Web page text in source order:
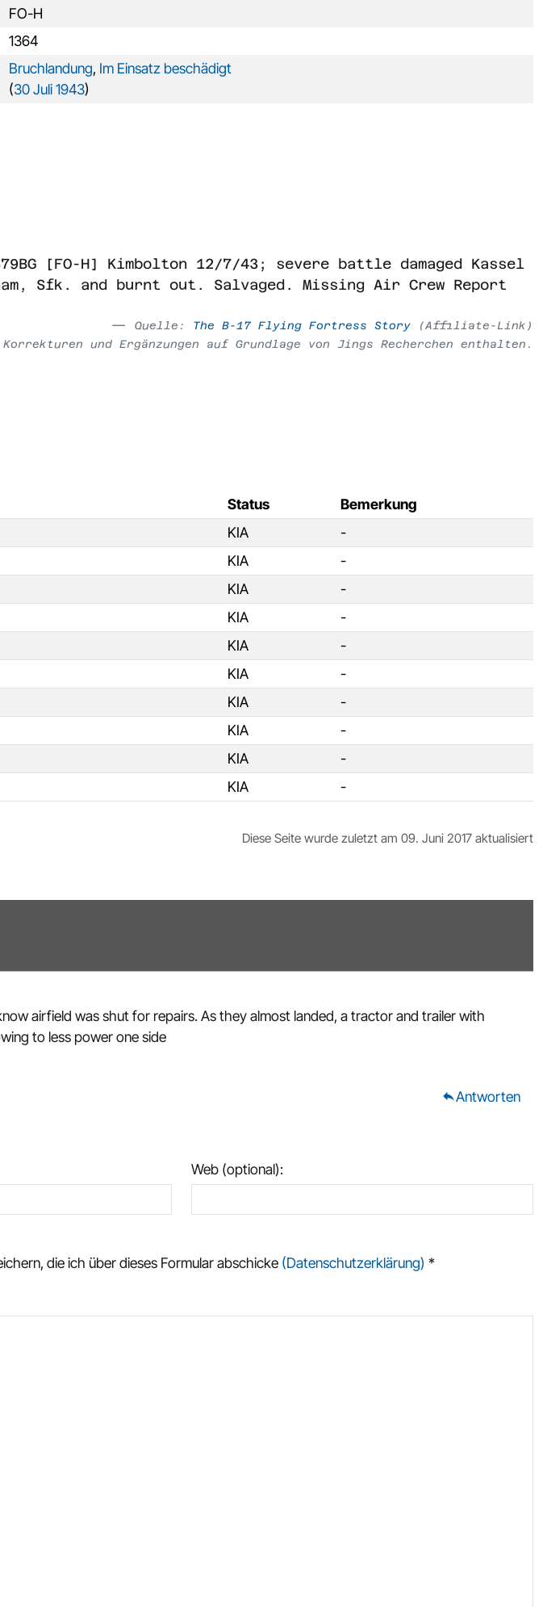
FO-H
1364
Bruchlandung, Im Einsatz beschädigt
(30 Juli 1943)
[FO-H] Kimbolton 12/7/43; severe battle damaged Kassel
Sfk. and burnt out. Salvaged. Missing Air Crew Report
Quelle: The B-17 Flying Fortress Story (Affiliate-Link)
und Ergänzungen auf Grundlage von Jings Recherchen enthalten.
Status
Bemerkung
KIA
-
KIA
-
KIA
-
KIA
-
KIA
-
KIA
-
KIA
-
KIA
-
KIA
-
KIA -
Diese Seite wurde zuletzt am 09. Juni 2017 aktualisiert
airfield was shut for repairs. As they almost landed, a tractor and trailer with
to less power one side
replyAntworten
Web (optional):
die ich über dieses Formular abschicke (Datenschutzerklärung) *